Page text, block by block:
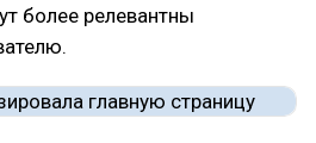
более релевантны